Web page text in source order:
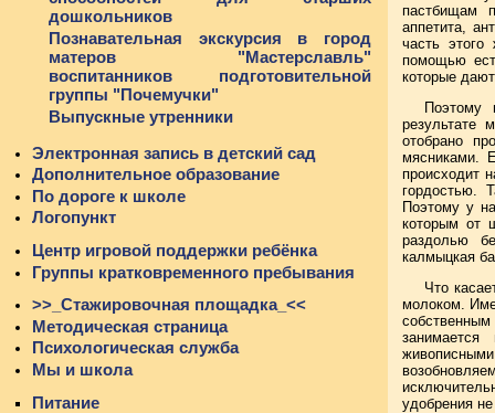
дошкольников
Познавательная экскурсия в город
матеров "Мастерславль"
воспитанников подготовительной
группы "Почемучки"
Выпускные утренники
Электронная запись в детский сад
Дополнительное образование
По дороге к школе
Логопункт
Центр игровой поддержки ребёнка
Группы кратковременного пребывания
>>_Стажировочная площадка_<<
Методическая страница
Психологическая служба
Мы и школа
Питание
пастбищам
аппетита,
часть
помощью
которые
Поэтому
результате
отобрано
мясниками.
происходит
гордостью.
Поэтому у
которым от
раздолью
калмыцкая
Что
молоком.
удобрения